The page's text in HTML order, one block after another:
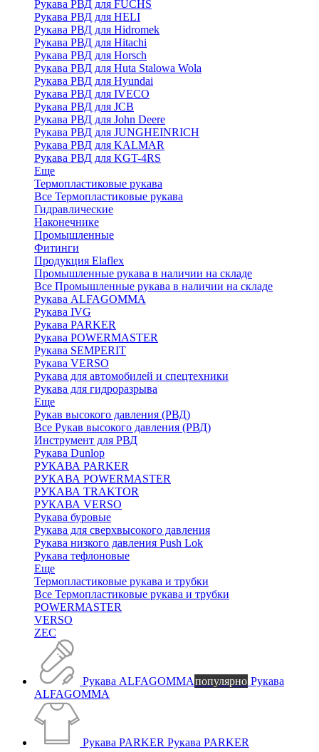
Рукава РВД для FUCHS
Рукава РВД для HELI
Рукава РВД для Hidromek
Рукава РВД для Hitachi
Рукава РВД для Horsch
Рукава РВД для Huta Stalowa Wola
Рукава РВД для Hyundai
Рукава РВД для IVECO
Рукава РВД для JCB
Рукава РВД для John Deere
Рукава РВД для JUNGHEINRICH
Рукава РВД для KALMAR
Рукава РВД для KGT-4RS
Еще
Термопластиковые рукава
Все Термопластиковые рукава
Гидравлические
Наконечнике
Промышленные
Фитинги
Продукция Elaflex
Промышленные рукава в наличии на складе
Все Промышленные рукава в наличии на складе
Рукава ALFAGOMMA
Рукава IVG
Рукава PARKER
Рукава POWERMASTER
Рукава SEMPERIT
Рукава VERSO
Рукава для автомобилей и спецтехники
Рукава для гидроразрыва
Еще
Рукав высокого давления (РВД)
Все Рукав высокого давления (РВД)
Инструмент для РВД
Рукава Dunlop
РУКАВА PARKER
РУКАВА POWERMASTER
РУКАВА TRAKTOR
РУКАВА VERSO
Рукава буровые
Рукава для сверхвысокого давления
Рукава низкого давления Push Lok
Рукава тефлоновые
Еще
Термопластиковые рукава и трубки
Все Термопластиковые рукава и трубки
POWERMASTER
VERSO
ZEC
Рукава ALFAGOMMAпопулярно Рукава
ALFAGOMMA
Рукава PARKER Рукава PARKER